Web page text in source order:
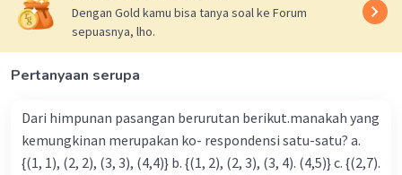
Dengan Gold kamu bisa tanya soal ke Forum
sepuasnya, lho.
Pertanyaan serupa
Dari himpunan pasangan berurutan berikut.manakah yang
kemungkinan merupakan ko- respondensi satu-satu? a.
{(1, 1), (2, 2), (3, 3), (4,4)} b. {(1, 2), (2, 3), (3, 4). (4,5)} c. {(2,7).